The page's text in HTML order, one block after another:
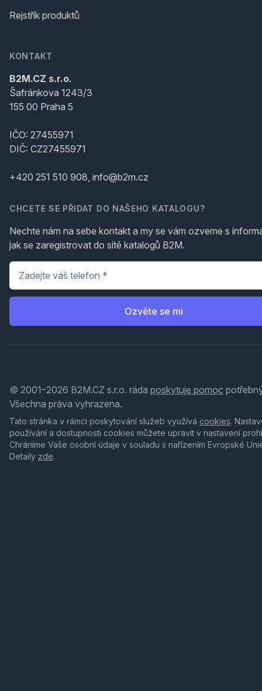
Rejstřík produktů
KONTAKT
B2M.CZ s.r.o.
Šafránkova 1243/3
155 00 Praha 5
IČO: 27455971
DIČ: CZ27455971
+420 251 510 908, info@b2m.cz
CHCETE SE PŘIDAT DO NAŠEHO KATALOGU?
Nechte nám na sebe kontakt a my se vám ozveme s
jak se zaregistrovat do sítě katalogů B2M.
Telefon
Ozvěte se mi
© 2001–2026 B2M.CZ s.r.o. ráda poskytuje pomoc
Všechna práva vyhrazena.
Tato stránka v rámci poskytování služeb využívá cookies.
používání a dostupnosti cookies můžete upravit v nastavení
Chráníme Vaše osobní údaje v souladu s nařízením Evropské
Detaily zde.